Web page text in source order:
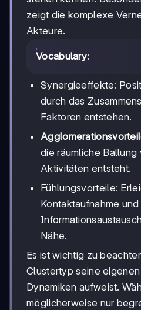
zeigt die komplexe
Akteure.
Vocabulary:
Synergieeffekte:
durch das
Faktoren entstehen.
die räumliche
Aktivitäten entsteht.
Fühlungsvorteile:
Kontaktaufnahme und
Nähe.
Es ist wichtig zu
Clustertyp seine
Dynamiken aufweist.
möglicherweise nur